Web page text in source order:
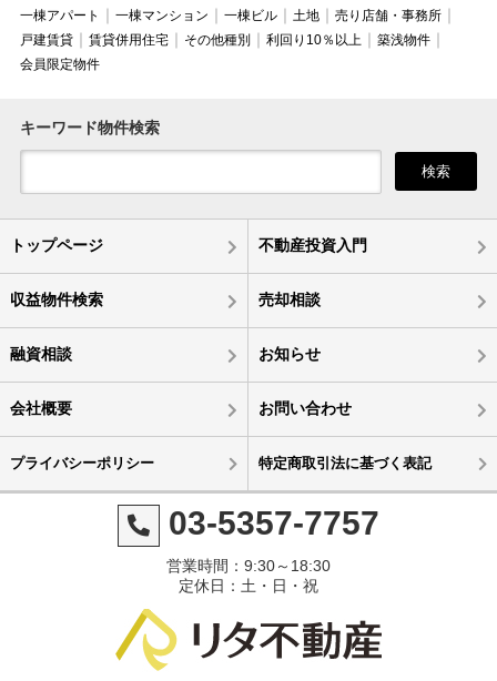
一棟アパート 一棟マンション 一棟ビル 土地
売り店舗・事務所
戸建賃貸
賃貸併用住宅 その他種別 利回り10％以上
築浅物件
会員限定物件
キーワード物件検索
検索
トップページ 不動産投資入門
収益物件検索 売却相談
融資相談 お知らせ
会社概要 お問い合わせ
プライバシーポリシー 特定商取引法に基づく表記
03-5357-7757
営業時間：9:30～18:30
定休日：土・日・祝